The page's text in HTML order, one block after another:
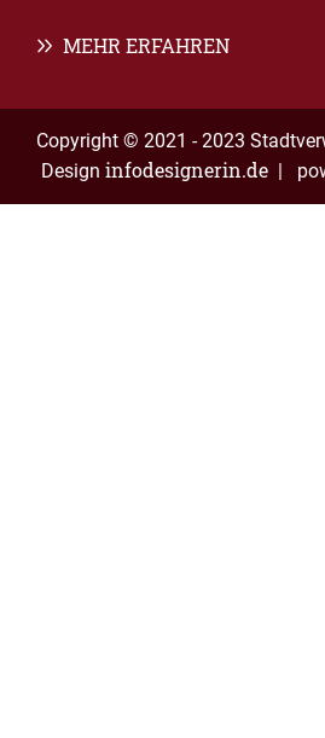
MEHR ERFAHREN
Copyright © 2021 - 2023
Design infodesignerin.de |